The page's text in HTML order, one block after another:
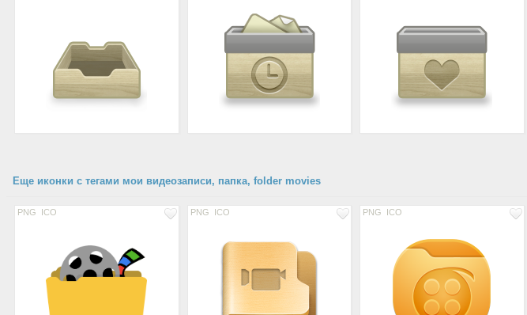
Еще иконки с тегами мои видеозаписи, папка, folder movies
PNG ICO PNG ICO PNG ICO